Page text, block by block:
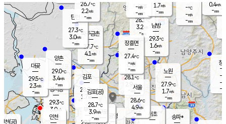
양주
28.1℃
3.2
-mm
경서동
29.3℃
3.0m/s
-mm
파주금촌
27.7℃
4.1 m/s
-mm
-℃
-m/s
-mm
대곶
29.5℃
2.3m/s
-mm
창
-
-m/
-
탄현
27.3℃
3.0m/s
-mm
0.4m/s
-mm
김포
28.9℃
1.7 m/s
mm
광명
부천
29.3℃
양촌
29.0℃
3.4m/s
-mm
구로
은평
28.1℃
2.9 m/s
- mm
노원
27.9℃
1.7m/s
-mm
송파*
서초
남방
29.3℃
1.6m/s
-mm
장흥면
27.4℃
-m/s
-mm
-m/s
-mm
인천(공)
김포(공)
28.7℃
3.9m/s
-mm
인천
서울
28.6℃
4.9m/s
-mm
26.7℃
2.2m/s
-mm
1.7m/s
-mm